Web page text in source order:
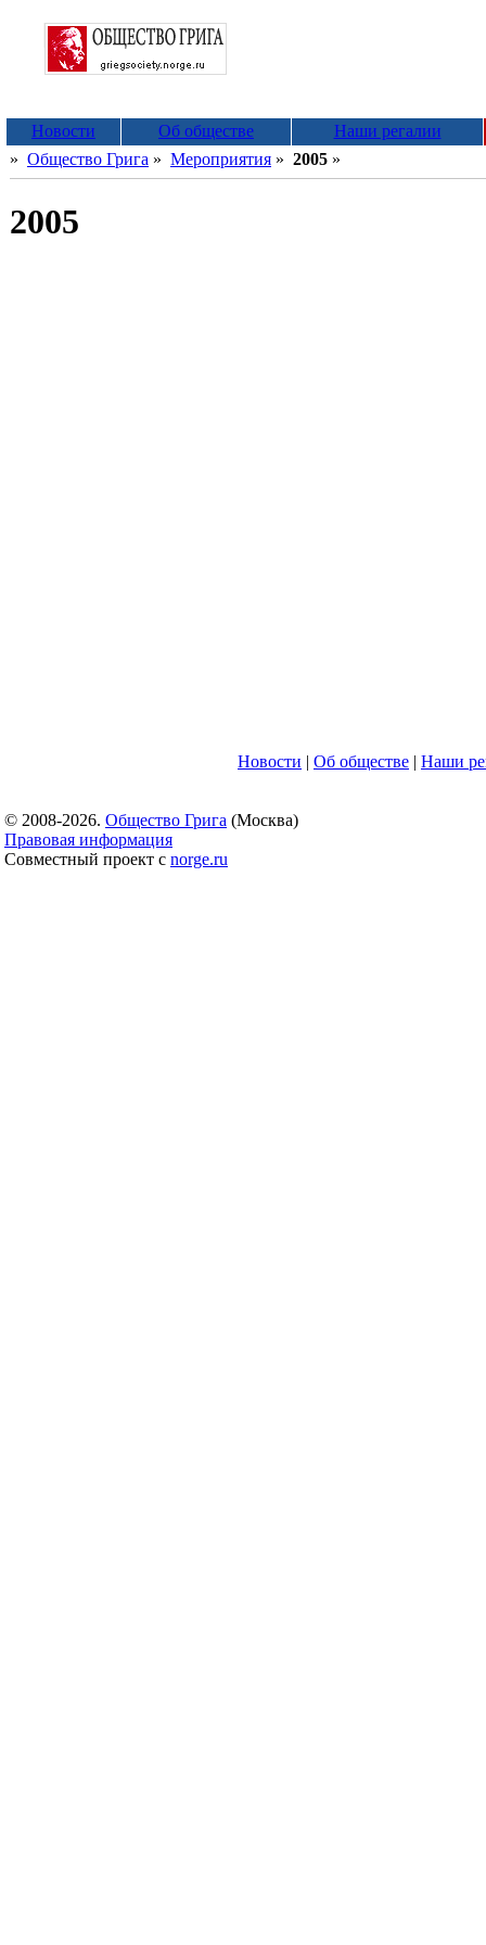
Новости Об обществе
Наши регалии
» Общество Грига » Мероприятия » 2005 »
2005
Новости | Об обществе | Наши
© 2008-2026. Общество Грига (Москва)
Правовая информация
Совместный проект с norge.ru